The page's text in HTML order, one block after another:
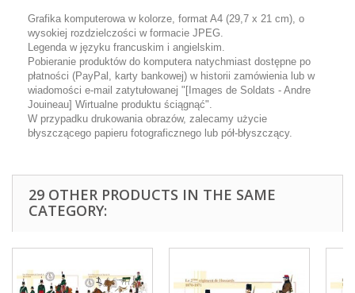
Grafika komputerowa w kolorze, format A4 (29,7 x 21 cm), o
wysokiej rozdzielczości w formacie JPEG.
Legenda w języku francuskim i angielskim.
Pobieranie produktów do komputera natychmiast dostępne po
płatności (PayPal, karty bankowej) w historii zamówienia lub w
wiadomości e-mail zatytułowanej "[Images de Soldats - Andre
Jouineau] Wirtualne produktu ściągnąć".
W przypadku drukowania obrazów, zalecamy użycie
błyszczącego papieru fotograficznego lub pół-błyszczący.
29 OTHER PRODUCTS IN THE SAME
CATEGORY: